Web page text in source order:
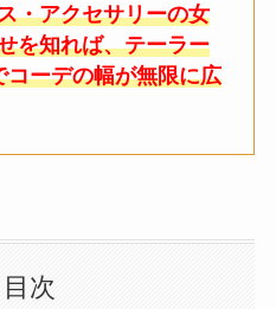
・アクセサリーの女
を知れば、テーラー
コーデの幅が無限に広
目次